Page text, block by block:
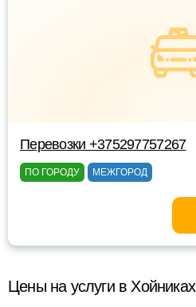
Перевозки +375297757267
ПО ГОРОДУ МЕЖГОРОД
Цены на услуги в Хойниках